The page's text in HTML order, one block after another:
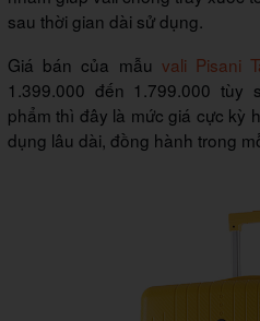
sau thời gian dài sử dụng.
Giá bán của mẫu vali Pisani
1.399.000 đến 1.799.000
phẩm thì đây là mức giá cực kỳ
dụng lâu dài, đồng hành trong